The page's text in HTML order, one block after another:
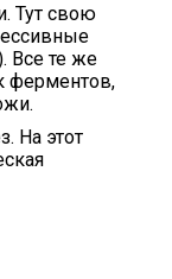
Тут свою
Все те же
ферментов,
На этот